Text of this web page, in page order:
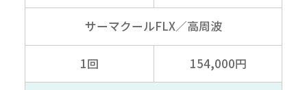
サーマクールFLX／高周波
1回 154,000円